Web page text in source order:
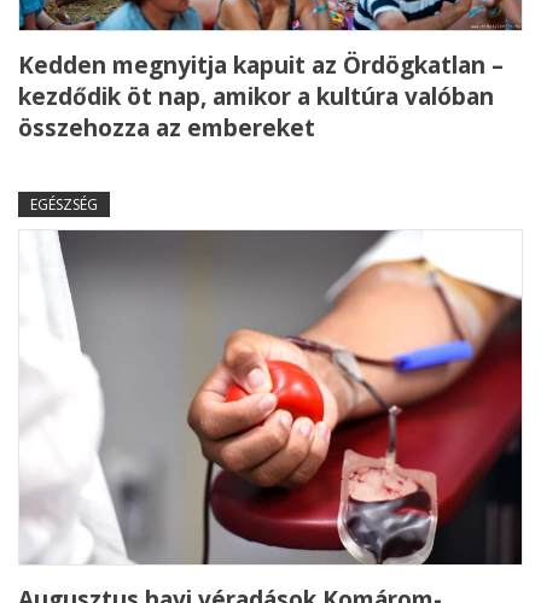
Kedden megnyitja kapuit az Ördögkatlan –
kezdődik öt nap, amikor a kultúra valóban
összehozza az embereket
EGÉSZSÉG